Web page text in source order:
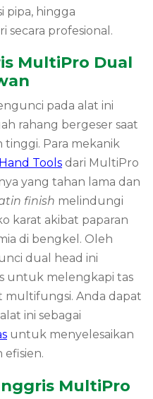
pipa, hingga
secara profesional.
MultiPro Dual
pada alat ini
rahang bergeser saat
Para mekanik
Hand Tools dari MultiPro
yang tahan lama dan
finish melindungi
karat akibat paparan
di bengkel. Oleh
dual head ini
untuk melengkapi tas
multifungsi. Anda dapat
ini sebagai
untuk menyelesaikan
MultiPro